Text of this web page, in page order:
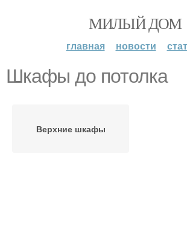
МИЛЫЙ ДОМ
главная новости
Шкафы до потолка
Верхние шкафы